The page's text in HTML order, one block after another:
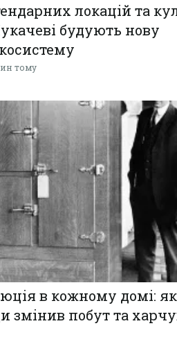
локацій та
будують нову
тому
в кожному домі:
змінив побут та